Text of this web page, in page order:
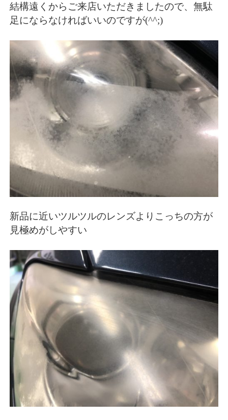
結構遠くからご来店いただきましたので、無駄
足にならなければいいのですが(^^;)
新品に近いツルツルのレンズよりこっちの方が
見極めがしやすい